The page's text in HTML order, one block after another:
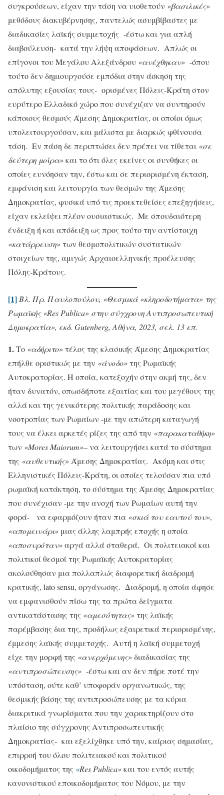
συγκρούσεων, είχαν την τάση να υιοθετούν «βασιλικές»
μεθόδους διακυβέρνησης, παντελώς ασυμβίβαστες με
διαδικασίες λαϊκής συμμετοχής -έστω και για απλή
διαβούλευση- κατά την λήψη αποφάσεων. Απλώς οι
επίγονοι του Μεγάλου Αλεξάνδρου «ανέχθηκαν» -όπου
τούτο δεν δημιουργούσε εμπόδια στην άσκηση της
απόλυτης εξουσίας τους- ορισμένες Πόλεις-Κράτη στον
ευρύτερο Ελλαδικό χώρο που συνέχιζαν να συντηρούν
κάποιους θεσμούς Άμεσης Δημοκρατίας, οι οποίοι όμως
υπολειτουργούσαν, και μάλιστα με διαρκώς φθίνουσα
τάση. Εν πάση δε περιπτώσει δεν πρέπει να τίθεται «σε
δεύτερη μοίρα»και το ότι όλες εκείνες οι συνθήκες οι
οποίες ευνόησαν την, έστω και σε περιορισμένη έκταση,
εμφάνιση και λειτουργία των θεσμών της Άμεσης
Δημοκρατίας, φυσικά υπό τις προεκτεθείσες επεξηγήσεις,
είχαν εκλείψει πλέον ουσιαστικώς. Με σπουδαιότερη
ένδειξη ή και απόδειξη ως προς τούτο την αντίστοιχη
«κατάρρευση»των θεσμοπολιτικών συστατικών
στοιχείων της, αμιγώς Αρχαιοελληνικής προέλευσης
Πόλης-Κράτους.
[1] Βλ. Πρ. Παυλοπούλου, «Θεσμικά «κληροδοτήματα» της
Ρωμαϊκής «Res Publica» στην σύγχρονη Αντιπροσωπευτική
Δημοκρατία», εκδ. Gutenberg, Αθήνα, 2023, σελ. 13 επ.
1.Το «αδήριτο»τέλος της κλασικής Άμεσης Δημοκρατίας
επήλθε οριστικώς με την «άνοδο»της Ρωμαϊκής
Αυτοκρατορίας. Η οποία, κατεξοχήν στην ακμή της, δεν
ήταν δυνατόν, οπωσδήποτε εξαιτίας και του μεγέθους της
αλλά και της γενικότερης πολιτικής παράδοσης και
νοοτροπίας των Ρωμαίων -με την απώτερη καταγωγή
τους να έλκει αρκετές ρίζες της από την «παρακαταθήκη»
των «Mores Maiorum»– να λειτουργήσει κατά το σύστημα
της «αυθεντικής» Άμεσης Δημοκρατίας. Ακόμη και στις
Ελληνιστικές Πόλεις-Κράτη, οι οποίες τελούσαν πια υπό
ρωμαϊκή κατάκτηση, το σύστημα της Άμεσης Δημοκρατίας
που συνέχισαν -με την ανοχή των Ρωμαίων αυτή την
φορά- να εφαρμόζουν ήταν πια «σκιά του εαυτού του»,
«απομεινάρι» μιας άλλης λαμπρής εποχής η οποία
«αποσυρόταν»αργά αλλά σταθερά. Οι πολιτειακοί και
πολιτικοί θεσμοί της Ρωμαϊκής Αυτοκρατορίας
ακολούθησαν μια πολλαπλώς διαφορετική διαδρομή
κρατικής, lato sensu, οργάνωσης. Διαδρομή, η οποία άφησε
να εμφανισθούν πίσω της τα πρώτα δείγματα
αντικατάστασης της «αμεσότητας»της λαϊκής
παρέμβασης δια της, προδήλως εξαιρετικά περιορισμένης,
έμμεσης λαϊκής συμμετοχής. Αυτή η λαϊκή συμμετοχή
είχε την μορφή της «ανερχόμενης»διαδικασίας της
«αντιπροσώπευσης» -έστω και αν δεν πήρε ποτέ την
υπόσταση, ούτε καθ’ υποφοράν οργανωτικώς, της
θεσμικής βάσης της αντιπροσώπευσης με τα κύρια
διακριτικά γνωρίσματα που την χαρακτηρίζουν στο
πλαίσιο της σύγχρονης Αντιπροσωπευτικής
Δημοκρατίας- και εξελίχθηκε υπό την, καίριας σημασίας,
επιρροή του όλου πολιτειακού και πολιτικού
οικοδομήματος της «Res Publica»και του εντός αυτής
κανονιστικού εποικοδομήματος του Νόμου, με την